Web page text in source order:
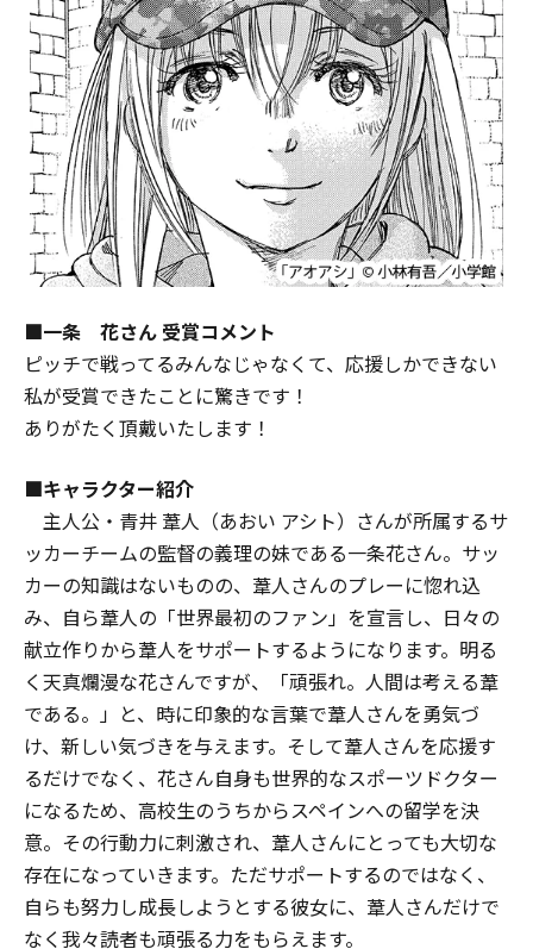
■一条 花さん 受賞コメント
ピッチで戦ってるみんなじゃなくて、応援しかできない
私が受賞できたことに驚きです！
ありがたく頂戴いたします！
■キャラクター紹介
主人公・青井 葦人（あおい アシト）さんが所属するサ
ッカーチームの監督の義理の妹である一条花さん。サッ
カーの知識はないものの、葦人さんのプレーに惚れ込
み、自ら葦人の「世界最初のファン」を宣言し、日々の
献立作りから葦人をサポートするようになります。明る
く天真爛漫な花さんですが、「頑張れ。人間は考える葦
である。」と、時に印象的な言葉で葦人さんを勇気づ
け、新しい気づきを与えます。そして葦人さんを応援す
るだけでなく、花さん自身も世界的なスポーツドクター
になるため、高校生のうちからスペインへの留学を決
意。その行動力に刺激され、葦人さんにとっても大切な
存在になっていきます。ただサポートするのではなく、
自らも努力し成長しようとする彼女に、葦人さんだけで
なく我々読者も頑張る力をもらえます。